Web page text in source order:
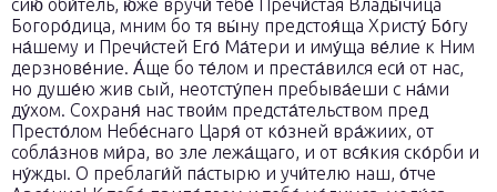
сию́ оби́тель, ю́же вручи́ тебе́ Пречи́стая Влады́чица
Богоро́дица, мним бо тя вы́ну предстоя́ща Христу́ Бо́гу
на́шему и Пречи́стей Его́ Ма́тери и иму́ща ве́лие к Ним
дерзнове́ние. А́ще бо те́лом и преста́вился еси́ от нас,
но душе́ю жив сый, неотсту́пен пребыва́еши с на́ми
ду́хом. Сохраня́ нас твои́м предста́тельством пред
Престо́лом Небе́снаго Царя́ от ко́зней вра́жиих, от
собла́знов ми́ра, во зле лежа́щаго, и от вся́кия ско́рби и
ну́жды. О преблаги́й па́стырю и учи́телю нaш, о́тче